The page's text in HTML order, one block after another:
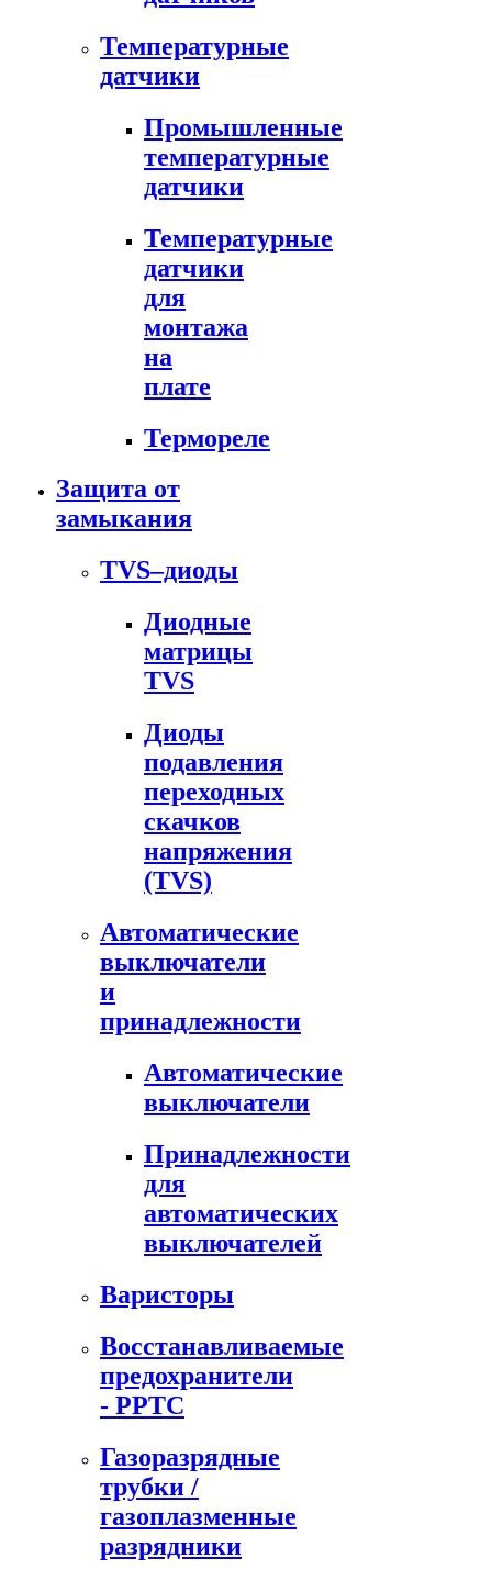
Температурные
датчики
Промышленные
температурные
датчики
Температурные
датчики
для
монтажа
на
плате
Термореле
Защита от
замыкания
TVS–диоды
Диодные
матрицы
TVS
Диоды
подавления
переходных
скачков
напряжения
(TVS)
Автоматические
выключатели
и
принадлежности
Автоматические
выключатели
Принадлежности
для
автоматических
выключателей
Варисторы
Восстанавливаемые
предохранители
- PPTC
Газоразрядные
трубки /
газоплазменные
разрядники